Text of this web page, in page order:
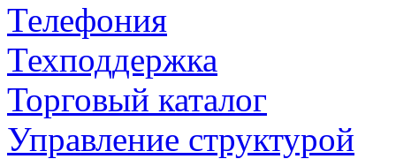
Телефония
Техподдержка
Торговый каталог
Управление структурой